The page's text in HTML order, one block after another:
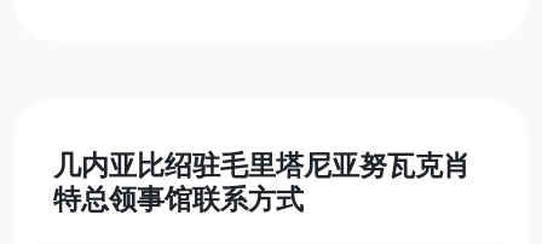
几内亚比绍驻毛里塔尼亚努瓦克肖
特总领事馆联系方式